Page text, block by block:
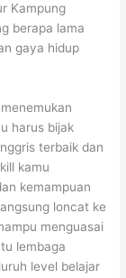
Kampung
berapa lama
gaya hidup
harus bijak
terbaik dan
kamu
kemampuan
loncat ke
menguasai
lembaga
level belajar